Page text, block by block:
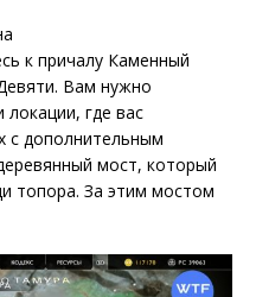
к причалу Каменный
Вам нужно
локации, где вас
с дополнительным
мост, который
топора. За этим мостом